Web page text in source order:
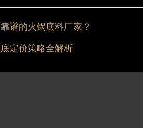
谱的火锅底料厂家？
定价策略全解析